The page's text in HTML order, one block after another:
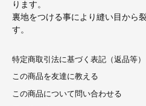
ります。
裏地をつける事により縫い目から
す。
特定商取引法に基づく表記（返品等）
この商品を友達に教える
この商品について問い合わせる